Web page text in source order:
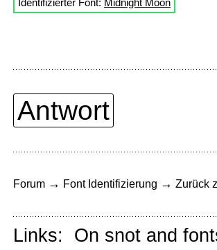
Identifizierter Font: Midnight Moon
Antwort
Forum → Font Identifizierung → Zurück
Links: On snot and